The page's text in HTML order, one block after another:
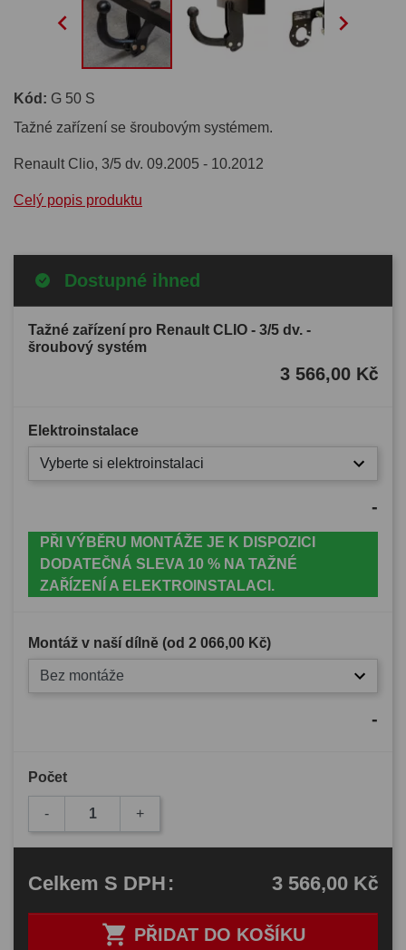
 
Kód: G 50 S
Tažné zařízení se šroubovým systémem.
Renault Clio, 3/5 dv. 09.2005 - 10.2012
Celý popis produktu
Dostupné ihned
Tažné zařízení pro Renault CLIO - 3/5 dv. -
šroubový systém
3 566,00 Kč
Elektroinstalace
Vyberte si elektroinstalaci
-
PŘI VÝBĚRU MONTÁŽE JE K DISPOZICI
DODATEČNÁ SLEVA 10 % NA TAŽNÉ
ZAŘÍZENÍ A ELEKTROINSTALACI.
Montáž v naší dílně (od 2 066,00 Kč)
Bez montáže
-
Počet
- +
 PŘIDAT DO KOŠÍKU
Celkem S DPH: 3 566,00 Kč